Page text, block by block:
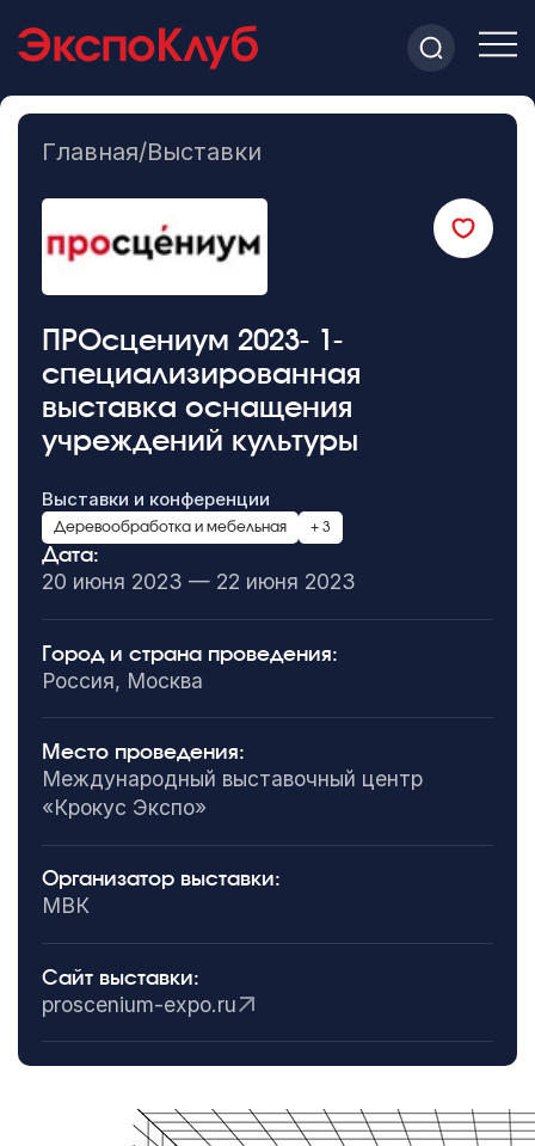
Главная/Выставки
ПРОсцениум 2023- 1-
специализированная
выставка оснащения
учреждений культуры
Выставки и конференции
Деревообработка и мебельная + 3
Дата:
20 июня 2023 — 22 июня 2023
Город и страна проведения:
Россия, Москва
Место проведения:
Международный выставочный центр
«Крокус Экспо»
Организатор выставки:
МВК
Сайт выставки:
proscenium-expo.ru